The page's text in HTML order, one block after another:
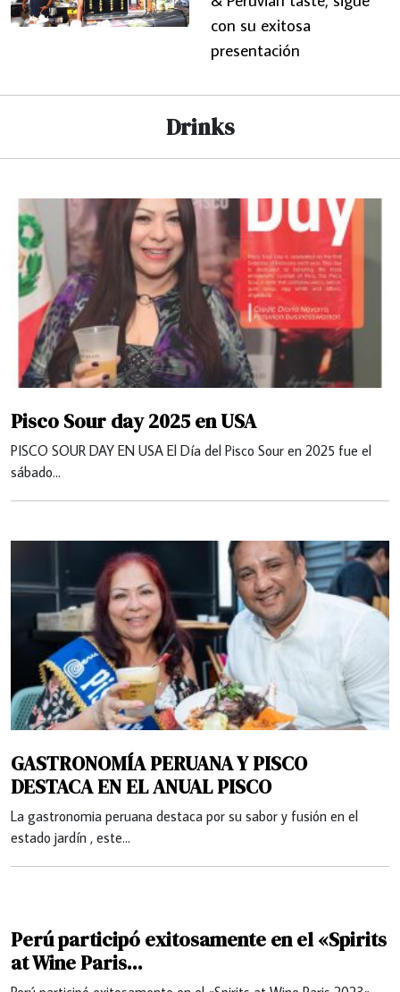
con su exitosa
presentación
Drinks
Pisco Sour day 2025 en USA
PISCO SOUR DAY EN USA El Día del Pisco Sour en 2025 fue el
sábado…
GASTRONOMÍA PERUANA Y PISCO
DESTACA EN EL ANUAL PISCO
La gastronomia peruana destaca por su sabor y fusión en el
estado jardín , este…
Perú participó exitosamente en el «Spirits
at Wine Paris...